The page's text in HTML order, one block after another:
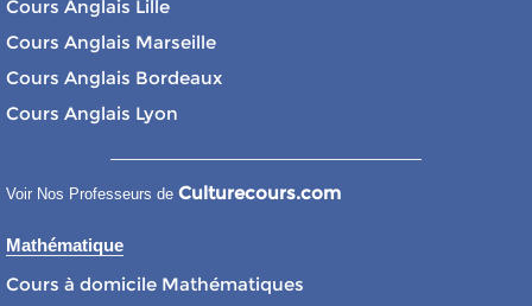
Cours Anglais Lille
Cours Anglais Marseille
Cours Anglais Bordeaux
Cours Anglais Lyon
Voir Nos Professeurs de Culturecours.com
Mathématique
Cours à domicile Mathématiques